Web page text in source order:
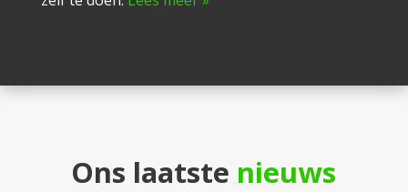
Ons laatste nieuws